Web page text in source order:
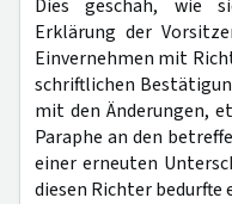
Dies geschah, wie
Erklärung der
Einvernehmen mit
schriftlichen
mit den Änderungen,
Paraphe an den
einer erneuten
diesen Richter bedurfte